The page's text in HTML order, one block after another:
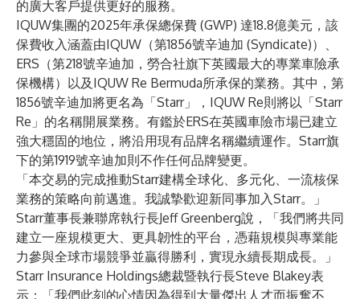
的廣大客戶提供更好的服務。
IQUW集團的2025年承保總保費 (GWP) 達18.8億美元，該
保費收入涵蓋由IQUW（第1856號辛迪加 (Syndicate)）、
ERS（第218號辛迪加，勞合社旗下英國最大的專業車險承
保機構）以及IQUW Re Bermuda所承保的業務。其中，第
1856號辛迪加將更名為「Starr」，IQUW Re則將以「Starr
Re」的名稱開展業務。有鑑於ERS在英國車險市場已建立
強大穩固的地位，將沿用現有品牌名稱繼續運作。Starr旗
下的第1919號辛迪加則不作任何品牌變更。
「本交易的完成推動Starr建構全球化、多元化、一流核保
業務的策略向前邁進。我誠摯歡迎新同事加入Starr。」
Starr董事長兼聯席執行長Jeff Greenberg說，「我們將共同
建立一座規模更大、更具韌性的平台，憑藉規模與專業能
力參與全球市場競爭並贏得勝利，實現永續長期成長。」
Starr Insurance Holdings總裁暨執行長Steve Blakey表
示：「我們此刻的心情因為得到大量傑出人才而振奮不